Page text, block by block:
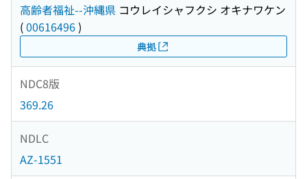
高齢者福祉--沖縄県 コウレイシャフクシ オキナワケン
(00616496)
典拠
NDC8版
369.26
NDLC
AZ-1551